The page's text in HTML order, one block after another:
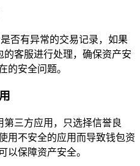
否有异常的交易记录，如果
的客服进行处理，确保资产安
的安全问题。
第三方应用，只选择信誉良
用不安全的应用而导致钱包资
以保障资产安全。